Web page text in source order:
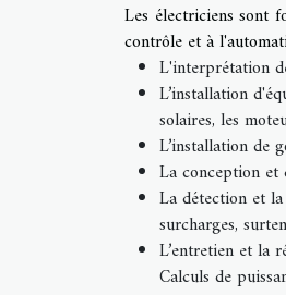
Les électriciens sont
contrôle et à
L'interprétation
L’installation
solaires, les
L’installation de
La conception
La détection et
surcharges,
L’entretien et la
Calculs de